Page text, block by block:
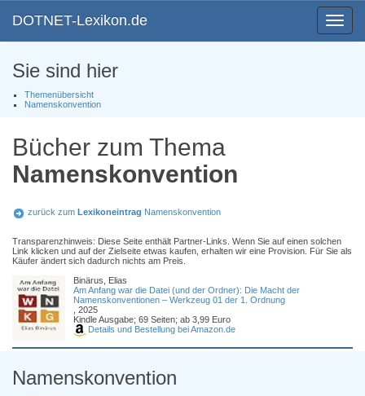
Toggle
DOTNET-Lexikon.de
Sie sind hier
Themenübersicht
Namenskonvention
Bücher zum Thema
Namenskonvention
zurück zum Lexikoneintrag Namenskonvention
Transparenzhinweis: Diese Seite enthält Partner-Links. Wenn Sie auf einen solchen
Link klicken und auf der Zielseite etwas kaufen, erhalten wir eine Provision. Für Sie als
Käufer ändert sich dadurch nichts am Preis.
Binärus, Elias
Am Anfang war die Datei (und der Ordner): Die Macht der
Namenskonventionen – Werkzeug 01 der 1. Ordnung
, 2025
Kindle Ausgabe; 69 Seiten; ab 3,99 Euro
Details und Bestellung bei Amazon.de
Namenskonvention